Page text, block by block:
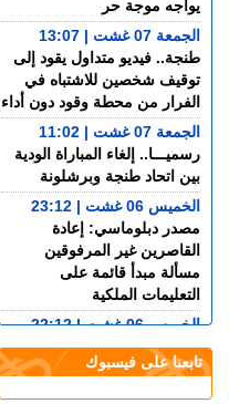
يواجه موجة حر
الجمعة 07 غشت | 13:07
طنجة.. فيديو متداول يقود إلى
توقيف شخصين للاشتباه في
الفرار من محطة وقود دون أداء
الجمعة 07 غشت | 11:02
رسميـــا.. إلغاء المباراة الودية
بين اتحاد طنجة وبرشلونة
الخميس 06 غشت | 23:12
مصدر دبلوماسي: إعادة
القاصرين غير المرفوقين
مسألة مبدأ قائمة على
التعليمات الملكية
الخميس 06 غشت | 22:12
رسمياً “أمان” و”مدار” في
شوارع طنجة.. تكنولوجيا مغربية
تابعنا على فيسبوك